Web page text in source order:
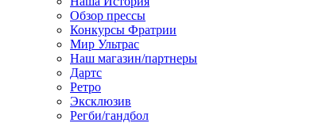
Обзор прессы
Конкурсы Фратрии
Мир Ультрас
Наш магазин/партнеры
Дартс
Ретро
Эксклюзив
Регби/гандбол